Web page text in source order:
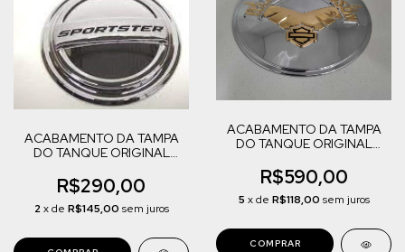
ACABAMENTO DA TAMPA
DO TANQUE ORIGINAL
SPORTSTER (99646-04)
R$290,00
2 x de R$145,00 sem juros
ACABAMENTO DA TAMPA
DO TANQUE ORIGINAL
97)
R$590,00
5 x de R$118,00 sem juros